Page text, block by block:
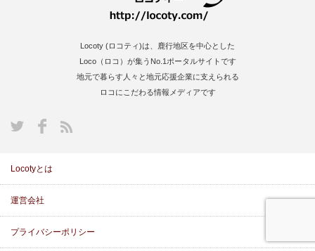
Locoty (ロコティ)は、鹿行地区を中心とした
Loco（ロコ）が集うNo.1ポータルサイトです
地元で暮らす人々と地元応援企業に支えられる
ロコにこだわる情報メディアです
Locotyとは
運営会社
プライバシーポリシー